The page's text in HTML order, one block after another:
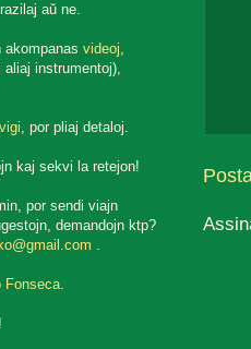
aŭ ne.
akompanasvideoj,
aliaj instrumentoj),
, por pliaj detaloj.
kaj sekvi la retejon!
por sendi viajn
demandojn ktp?
.
Fonseca.